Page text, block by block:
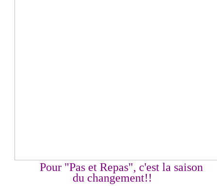
Pour "Pas et Repas", c'est la saison
du changement!!